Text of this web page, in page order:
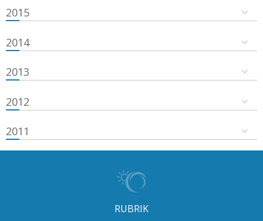
2015
2014
2013
2012
2011
RUBRIK